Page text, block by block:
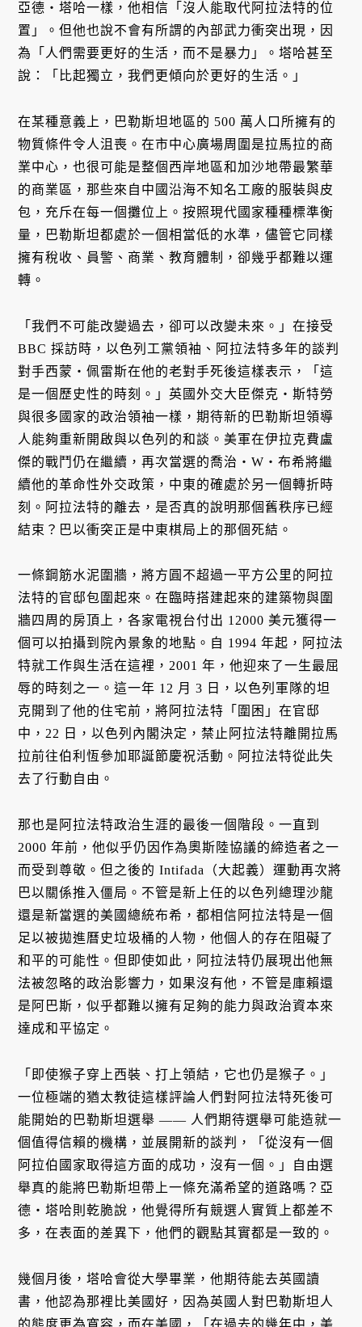
亞德・塔哈一樣，他相信「沒人能取代阿拉法特的位
置」。但他也說不會有所謂的內部武力衝突出現，因
為「人們需要更好的生活，而不是暴力」。塔哈甚至
說：「比起獨立，我們更傾向於更好的生活。」
在某種意義上，巴勒斯坦地區的 500 萬人口所擁有的
物質條件令人沮喪。在市中心廣場周圍是拉馬拉的商
業中心，也很可能是整個西岸地區和加沙地帶最繁華
的商業區，那些來自中國沿海不知名工廠的服裝與皮
包，充斥在每一個攤位上。按照現代國家種種標準衡
量，巴勒斯坦都處於一個相當低的水準，儘管它同樣
擁有稅收、員警、商業、教育體制，卻幾乎都難以運
轉。
「我們不可能改變過去，卻可以改變未來。」在接受
BBC 採訪時，以色列工黨領袖、阿拉法特多年的談判
對手西蒙・佩雷斯在他的老對手死後這樣表示，「這
是一個歷史性的時刻。」英國外交大臣傑克・斯特勞
與很多國家的政治領袖一樣，期待新的巴勒斯坦領導
人能夠重新開啟與以色列的和談。美軍在伊拉克費盧
傑的戰鬥仍在繼續，再次當選的喬治・W・布希將繼
續他的革命性外交政策，中東的確處於另一個轉折時
刻。阿拉法特的離去，是否真的說明那個舊秩序已經
結束？巴以衝突正是中東棋局上的那個死結。
一條鋼筋水泥圍牆，將方圓不超過一平方公里的阿拉
法特的官邸包圍起來。在臨時搭建起來的建築物與圍
牆四周的房頂上，各家電視台付出 12000 美元獲得一
個可以拍攝到院內景象的地點。自 1994 年起，阿拉法
特就工作與生活在這裡，2001 年，他迎來了一生最屈
辱的時刻之一。這一年 12 月 3 日，以色列軍隊的坦
克開到了他的住宅前，將阿拉法特「圍困」在官邸
中，22 日，以色列內閣決定，禁止阿拉法特離開拉馬
拉前往伯利恆參加耶誕節慶祝活動。阿拉法特從此失
去了行動自由。
那也是阿拉法特政治生涯的最後一個階段。一直到
2000 年前，他似乎仍因作為奧斯陸協議的締造者之一
而受到尊敬。但之後的 Intifada（大起義）運動再次將
巴以關係推入僵局。不管是新上任的以色列總理沙龍
還是新當選的美國總統布希，都相信阿拉法特是一個
足以被拋進曆史垃圾桶的人物，他個人的存在阻礙了
和平的可能性。但即使如此，阿拉法特仍展現出他無
法被忽略的政治影響力，如果沒有他，不管是庫賴還
是阿巴斯，似乎都難以擁有足夠的能力與政治資本來
達成和平協定。
「即使猴子穿上西裝、打上領結，它也仍是猴子。」
一位極端的猶太教徒這樣評論人們對阿拉法特死後可
能開始的巴勒斯坦選舉 —— 人們期待選舉可能造就一
個值得信賴的機構，並展開新的談判，「從沒有一個
阿拉伯國家取得這方面的成功，沒有一個。」自由選
舉真的能將巴勒斯坦帶上一條充滿希望的道路嗎？亞
德・塔哈則乾脆說，他覺得所有競選人實質上都差不
多，在表面的差異下，他們的觀點其實都是一致的。
幾個月後，塔哈會從大學畢業，他期待能去英國讀
書，他認為那裡比美國好，因為英國人對巴勒斯坦人
的態度更為寬容，而在美國，「在過去的幾年中，美